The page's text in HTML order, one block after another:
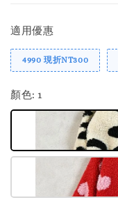
適用優惠
4990 現折NT300
顏色: 1